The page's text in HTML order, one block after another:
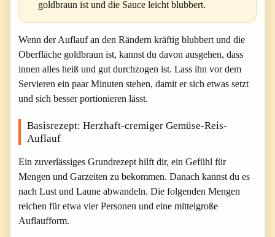
goldbraun ist und die Sauce leicht blubbert.
Wenn der Auflauf an den Rändern kräftig blubbert und die
Oberfläche goldbraun ist, kannst du davon ausgehen, dass
innen alles heiß und gut durchzogen ist. Lass ihn vor dem
Servieren ein paar Minuten stehen, damit er sich etwas setzt
und sich besser portionieren lässt.
Basisrezept: Herzhaft-cremiger Gemüse-Reis-
Auflauf
Ein zuverlässiges Grundrezept hilft dir, ein Gefühl für
Mengen und Garzeiten zu bekommen. Danach kannst du es
nach Lust und Laune abwandeln. Die folgenden Mengen
reichen für etwa vier Personen und eine mittelgroße
Auflaufform.